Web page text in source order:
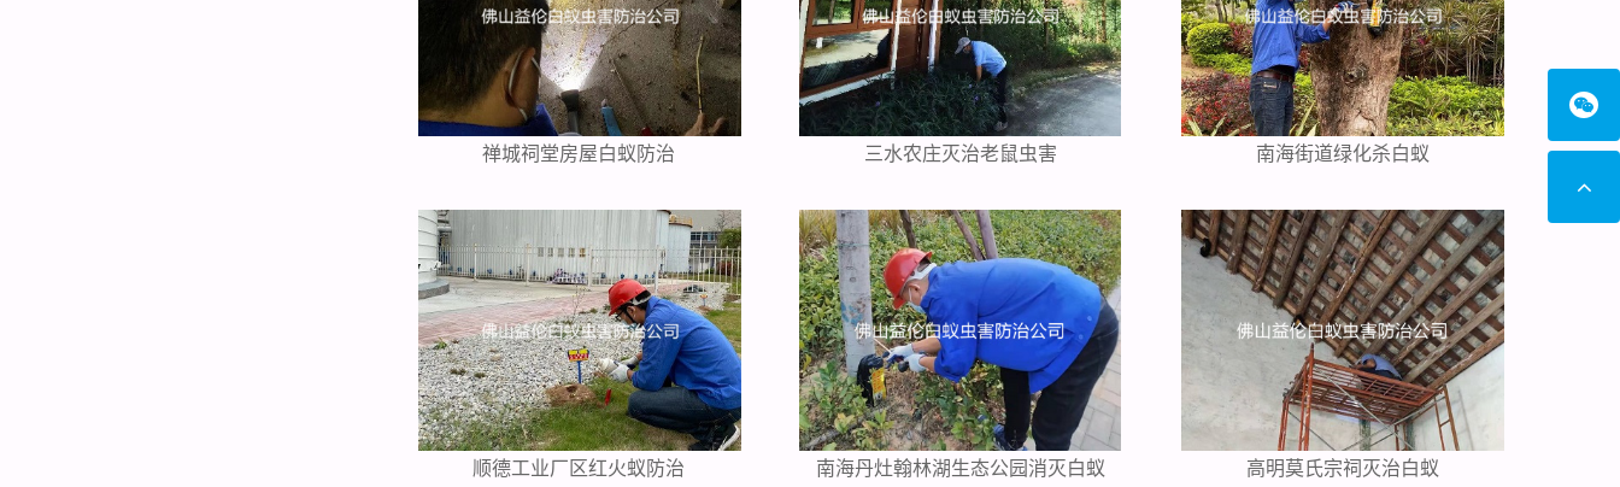
禅城祠堂房屋白蚁防治 三水农庄灭治老鼠虫害 南海街道绿化杀白蚁
顺德工业厂区红火蚁防治 南海丹灶翰林湖生态公园消灭白蚁 高明莫氏宗祠灭治白蚁